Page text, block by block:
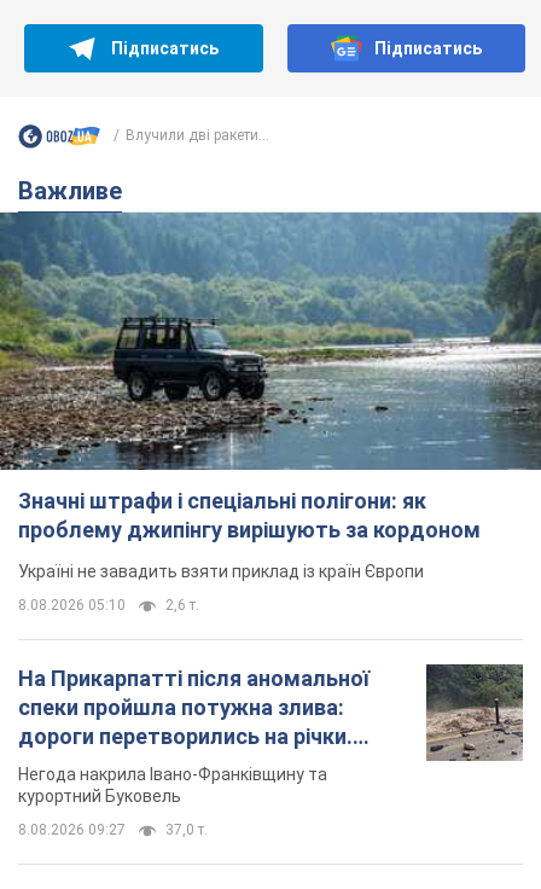
Підписатись Підписатись
Влучили дві ракети...
Важливе
Значні штрафи і спеціальні полігони: як
проблему джипінгу вирішують за кордоном
Україні не завадить взяти приклад із країн Європи
8.08.2026 05:10 2,6 т.
На Прикарпатті після аномальної
спеки пройшла потужна злива:
дороги перетворились на річки.
Відео
Негода накрила Івано-Франківщину та
курортний Буковель
8.08.2026 09:27 37,0 т.